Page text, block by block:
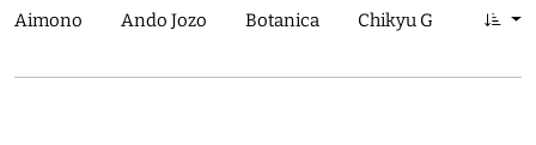
Aimono Ando Jozo Botanica Chikyu Greetings